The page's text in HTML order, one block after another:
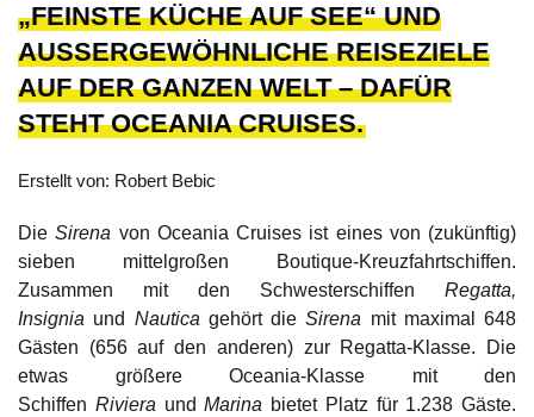
„FEINSTE KÜCHE AUF SEE“ UND
AUSSERGEWÖHNLICHE REISEZIELE A
UF DER GANZEN WELT – DAFÜR S
TEHT OCEANIA CRUISES.
Erstellt von: Robert Bebic
DieSirena von Oceania Cruises ist eines von (zukünftig)
sieben mittelgroßen Boutique-Kreuzfahrtschiffen.
Zusammen mit den Schwesterschiffen Regatta,
Insignia und Nautica gehört dieSirena mit maximal 648
Gästen (656 auf den anderen) zur Regatta-Klasse. Die
etwas größere Oceania-Klasse mit den
Schiffen Riviera undMarina bietet Platz für 1.238 Gäste.